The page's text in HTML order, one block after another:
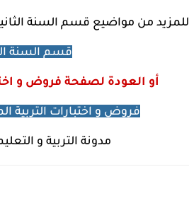
للمزيد من مواضيع قسم السنة
قسم السنة
أو العودة لصفحة فروض و
فروض و اختبارات التربية
مدونة التربية و